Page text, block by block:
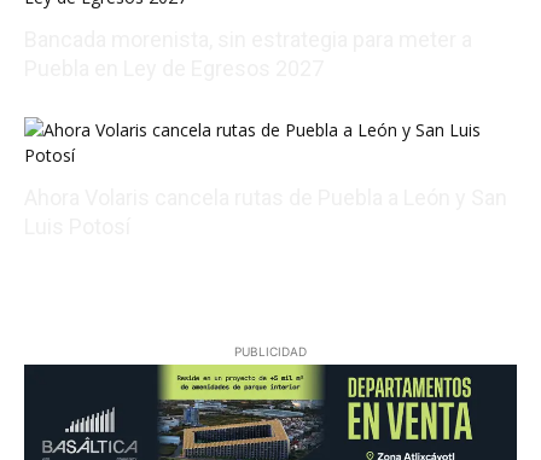
PUBLICIDAD